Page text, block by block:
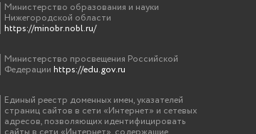
Министерство образования и науки
Нижегородской области
https://minobr.nobl.ru/
Министерство просвещения Российской
Федерации https://edu.gov.ru
Единый реестр доменных имен, указателей
страниц сайтов в сети «Интернет» и сетевых
адресов, позволяющих идентифицировать